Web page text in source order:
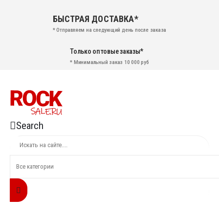
БЫСТРАЯ ДОСТАВКА*
* Отправляем на следующий день после заказа
Только оптовые заказы*
* Минимальный заказ 10 000 руб
Search